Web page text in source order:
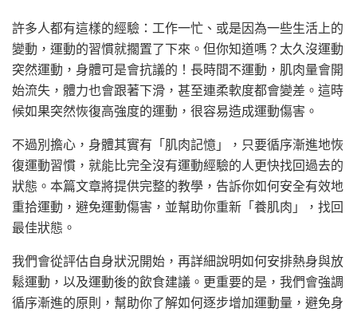
許多人都有這樣的經驗：工作一忙、或是因為一些生活上的
變動，運動的習慣就擱置了下來。但你知道嗎？太久沒運動
突然運動，身體可是會抗議的！長時間不運動，肌肉量會開
始流失，體力也會跟著下滑，甚至連柔軟度都會變差。這時
候如果突然恢復高強度的運動，很容易造成運動傷害。
不過別擔心，身體其實有「肌肉記憶」，只要循序漸進地恢
復運動習慣，就能比完全沒有運動經驗的人更快找回過去的
狀態。本篇文章將提供完整的教學，告訴你如何安全有效地
重拾運動，避免運動傷害，並幫助你重新「養肌肉」，找回
最佳狀態。
我們會從評估自身狀況開始，再詳細說明如何安排熱身與放
鬆運動，以及運動後的飲食建議。更重要的是，我們會強調
循序漸進的原則，幫助你了解如何逐步增加運動量，避免身